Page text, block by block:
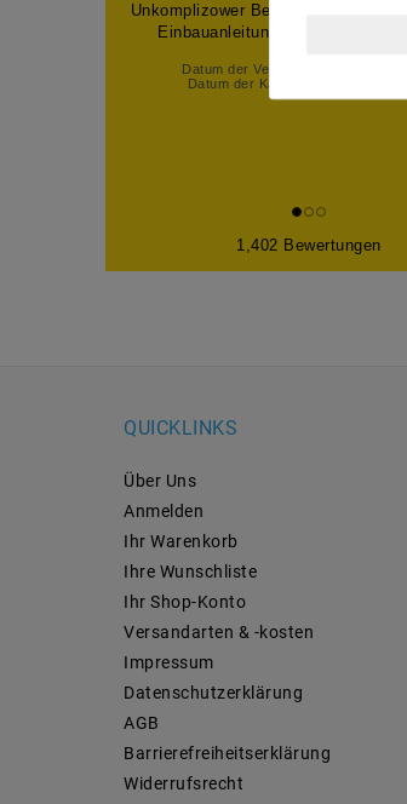
Unkomplizower Bestellund. Schnelle
Einbauanleitung über Internet
Datum der Veröffentlichung:
Datum der Kauferfahrung:
1,402 Bewertungen
QUICKLINKS
Über Uns
Anmelden
Ihr Warenkorb
Ihre Wunschliste
Ihr Shop-Konto
Versandarten & -kosten
Impressum
Daten­schutz­erklärung
AGB
Barrierefreiheitserklärung
Widerrufs­recht